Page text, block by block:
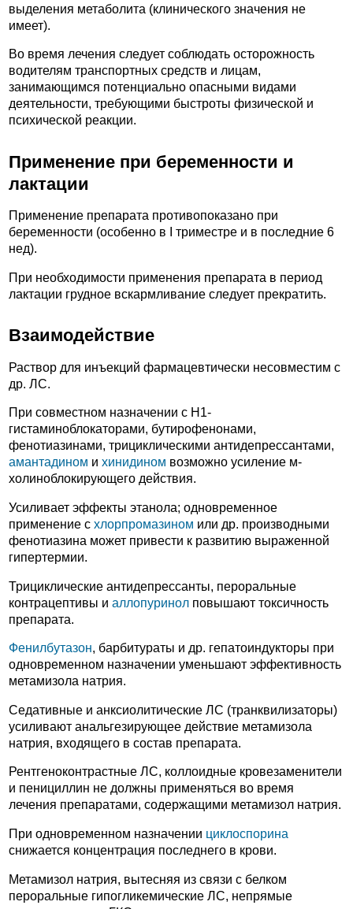
выделения метаболита (клинического значения не
имеет).
Во время лечения следует соблюдать осторожность
водителям транспортных средств и лицам,
занимающимся потенциально опасными видами
деятельности, требующими быстроты физической и
психической реакции.
Применение при беременности и
лактации
Применение препарата противопоказано при
беременности (особенно в I триместре и в последние 6
нед).
При необходимости применения препарата в период
лактации грудное вскармливание следует прекратить.
Взаимодействие
Раствор для инъекций фармацевтически несовместим с
др. ЛС.
При совместном назначении с H1-
гистаминоблокаторами, бутирофенонами,
фенотиазинами, трициклическими антидепрессантами,
амантадином и хинидином возможно усиление м-
холиноблокирующего действия.
Усиливает эффекты этанола; одновременное
применение с хлорпромазином или др. производными
фенотиазина может привести к развитию выраженной
гипертермии.
Трициклические антидепрессанты, пероральные
контрацептивы и аллопуринол повышают токсичность
препарата.
Фенилбутазон, барбитураты и др. гепатоиндукторы при
одновременном назначении уменьшают эффективность
метамизола натрия.
Седативные и анксиолитические ЛС (транквилизаторы)
усиливают анальгезирующее действие метамизола
натрия, входящего в состав препарата.
Рентгеноконтрастные ЛС, коллоидные кровезаменители
и пенициллин не должны применяться во время
лечения препаратами, содержащими метамизол натрия.
При одновременном назначении циклоспорина
снижается концентрация последнего в крови.
Метамизол натрия, вытесняя из связи с белком
пероральные гипогликемические ЛС, непрямые